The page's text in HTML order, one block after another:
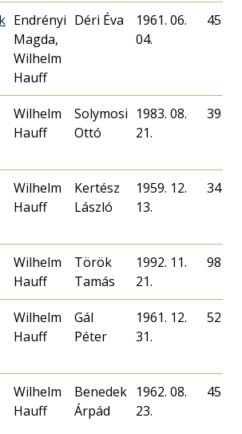
Endrényi
Magda,
Wilhelm
Hauff
Déri Éva
1961. 06.
04.
45
Wilhelm
Hauff
Solymosi
Ottó
1983. 08.
21.
39
Wilhelm
Hauff
Kertész
László
1959. 12.
13.
34
Wilhelm
Hauff
Török
Tamás
1992. 11.
21.
98
Wilhelm
Hauff
Gál
Péter
1961. 12.
31.
52
Wilhelm
Hauff
Benedek
Árpád
1962. 08.
23.
45